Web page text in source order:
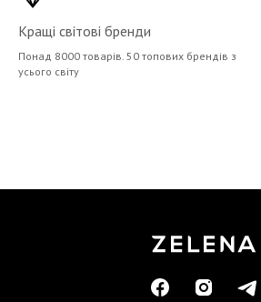
Кращі світові бренди
Понад 8000 товарів. 50 топових брендів з
усього світу